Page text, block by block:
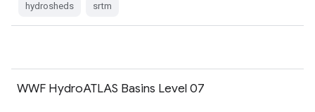
hydrosheds srtm
WWF HydroATLAS Basins Level 07